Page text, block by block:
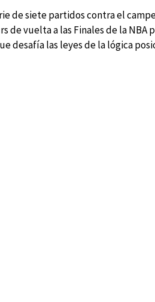
de siete partidos contra el
de vuelta a las Finales de la NBA
desafía las leyes de la lógica